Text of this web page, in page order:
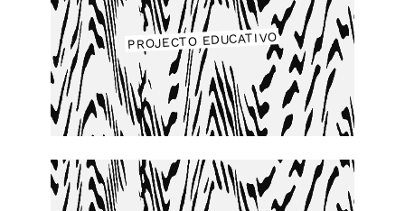
PROJECTO EDUCATIVO